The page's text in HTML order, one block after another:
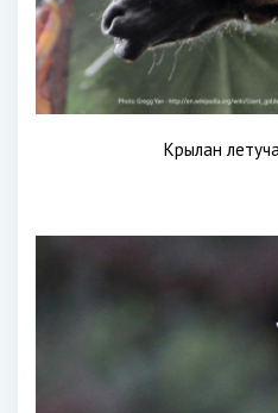
Крылан